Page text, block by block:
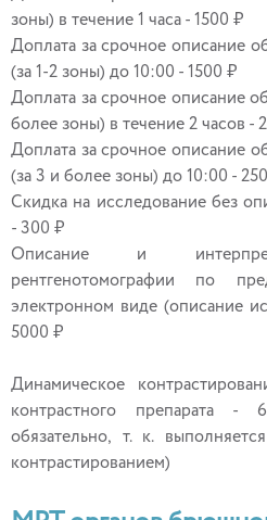
зоны) в течение 1 часа - 1500 ₽
Доплата за срочное описание
(за 1-2 зоны) до 10:00 - 1500 ₽
Доплата за срочное описание
более зоны) в течение 2 часов -
Доплата за срочное описание
(за 3 и более зоны) до 10:00 -
Скидка на исследование без
- 300 ₽
Описание и
рентгенотомографии по
электронном виде (описание
5000 ₽
Динамическое
контрастного препарата -
обязательно, т. к.
контрастированием)